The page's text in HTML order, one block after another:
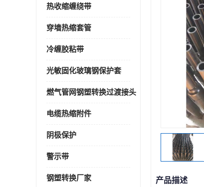
热收缩缠绕带
穿墙热缩套管
冷缠胶粘带
光敏固化玻璃钢保护套
燃气管网钢塑转换过渡接头
电缆热缩附件
阴极保护
警示带
钢塑转换厂家 产品描述